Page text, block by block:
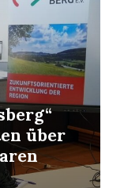
über